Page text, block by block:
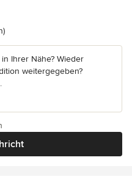
5 Sternen
Ihrer Nähe? Wieder
weitergegeben?